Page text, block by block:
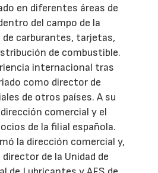
en diferentes áreas de
del campo de la
carburantes, tarjetas,
de combustible.
internacional tras
como director de
de otros países. A su
comercial y el
de la filial española.
la dirección comercial y,
de la Unidad de